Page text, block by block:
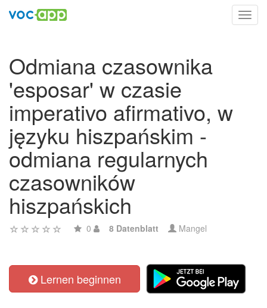
Odmiana czasownika
'esposar' w czasie
imperativo afirmativo, w
języku hiszpańskim -
odmiana regularnych
czasowników
hiszpańskich
0 8 Datenblatt Mangel
Lernen beginnen